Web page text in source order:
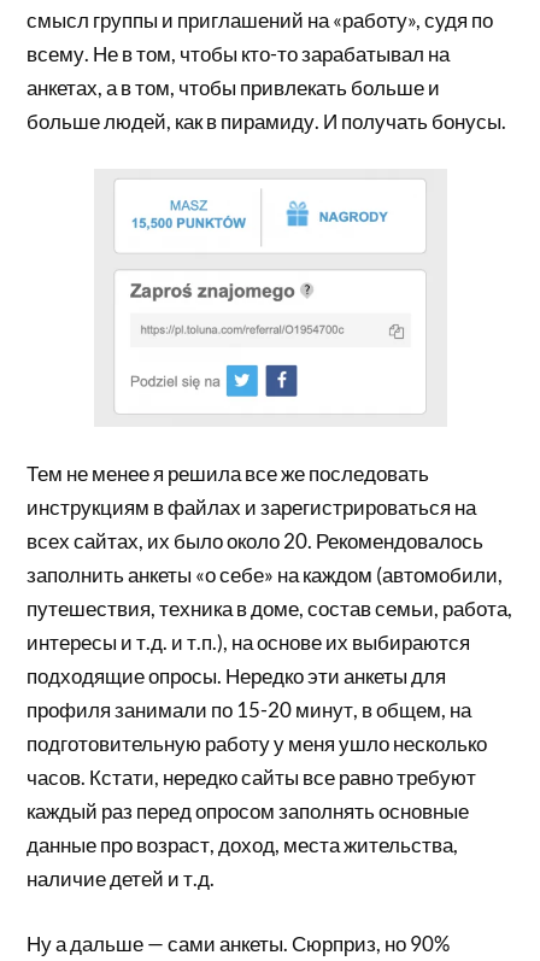
смысл группы и приглашений на «работу», судя по
всему. Не в том, чтобы кто-то зарабатывал на
анкетах, а в том, чтобы привлекать больше и
больше людей, как в пирамиду. И получать бонусы.
Тем не менее я решила все же последовать
инструкциям в файлах и зарегистрироваться на
всех сайтах, их было около 20. Рекомендовалось
заполнить анкеты «о себе» на каждом (автомобили,
путешествия, техника в доме, состав семьи, работа,
интересы и т.д. и т.п.), на основе их выбираются
подходящие опросы. Нередко эти анкеты для
профиля занимали по 15-20 минут, в общем, на
подготовительную работу у меня ушло несколько
часов. Кстати, нередко сайты все равно требуют
каждый раз перед опросом заполнять основные
данные про возраст, доход, места жительства,
наличие детей и т.д.
Ну а дальше — сами анкеты. Сюрприз, но 90%